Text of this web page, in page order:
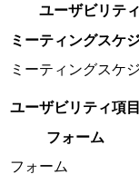
ユーザビリテ
ミーティングスケ
ミーティングスケ
ユーザビリティ項目
フォーム
フォーム